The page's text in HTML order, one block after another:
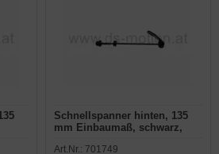
Schnellspanner hinten, 135
mm Einbaumaß, schwarz,
Art.Nr.: 701749